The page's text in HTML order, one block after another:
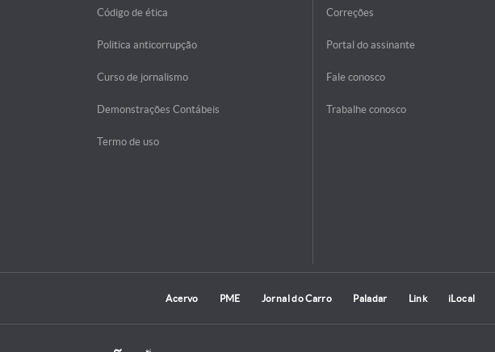
Código de ética
Politica anticorrupção
Curso de jornalismo
Demonstrações Contábeis
Termo de uso
Correções
Portal do assinante
Fale conosco
Trabalhe conosco
Acervo PME Jornal do Carro Paladar Link iLocal